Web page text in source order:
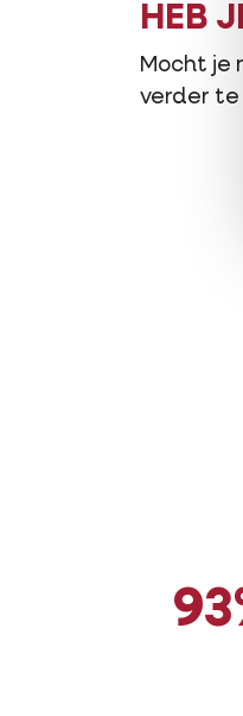
HEB
Mocht je
verder te